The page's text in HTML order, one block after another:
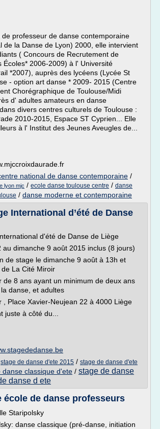
de professeur de danse contemporaine
de la Danse de Lyon) 2000, elle intervient
( Concours de Recrutement de
Écoles* 2006-2009) à l' Université
*2007), auprès des lycéens (Lycée St
- option art danse * 2009- 2015 (Centre
Chorégraphique de Toulouse/Midi
d' adultes amateurs en danse
divers centres culturels de Toulouse :
2010-2015, Espace ST Cyprien... Elle
à l' Institut des Jeunes Aveugles de...
national de danse contemporaine /
lyon mjc / ecole danse toulouse centre / danse
/ danse moderne et contemporaine
International d’été de Danse
d'été de Danse de Liège
au dimanche 9 août 2015 inclus (8 jours)
de stage le dimanche 9 août à 13h et
La Cité Miroir
de 8 ans ayant un minimum de deux ans
danse, et adultes
, Place Xavier-Neujean 22 à 4000 Liège
juste à côté du...
stage de danse d'ete 2015 / stage de danse d'ete
danse classique d'ete / stage de danse
danse d ete
école de danse professeurs
Staripolsky
danse classique (pré-danse, initiation